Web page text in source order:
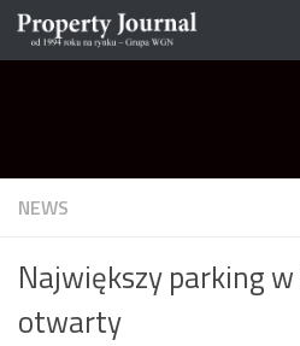
Skip to content
NEWS
Największy parking
otwarty